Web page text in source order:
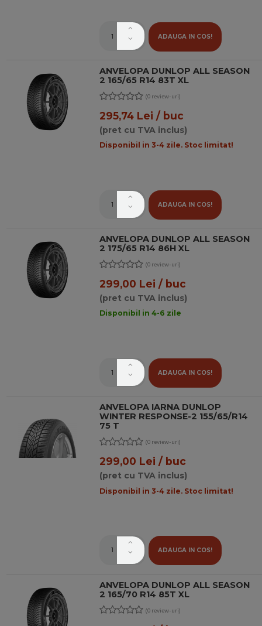
ADAUGA IN COS!
ANVELOPA DUNLOP ALL SEASON
2 165/65 R14 83T XL
(0 review-uri)
295,74 Lei / buc
(pret cu TVA inclus)
Disponibil in 3-4 zile. Stoc limitat!
ADAUGA IN COS!
ANVELOPA DUNLOP ALL SEASON
2 175/65 R14 86H XL
(0 review-uri)
299,00 Lei / buc
(pret cu TVA inclus)
Disponibil in 4-6 zile
ADAUGA IN COS!
ANVELOPA IARNA DUNLOP
WINTER RESPONSE-2 155/65/R14
75 T
(0 review-uri)
299,00 Lei / buc
(pret cu TVA inclus)
Disponibil in 3-4 zile. Stoc limitat!
ADAUGA IN COS!
ANVELOPA DUNLOP ALL SEASON
2 165/70 R14 85T XL
(0 review-uri)